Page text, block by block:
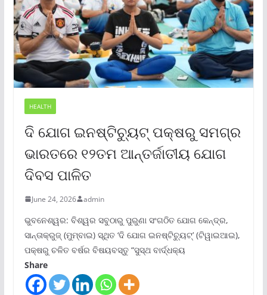
HEALTH
ଦି ଯୋଗ ଇନଷ୍ଟିଚ୍ୟୁଟ୍ ପକ୍ଷରୁ ସମଗ୍ର
ଭାରତରେ ୧୨ତମ ଆନ୍ତର୍ଜାତୀୟ ଯୋଗ
ଦିବସ ପାଳିତ
June 24, 2026 admin
ଭୁବନେଶ୍ୱର: ବିଶ୍ୱର ସବୁଠାରୁ ପୁରୁଣା ସଂଗଠିତ ଯୋଗ କେନ୍ଦ୍ର,
ସାନ୍ତାକ୍ରୁଜ୍ (ମୁମ୍ବାଇ) ସ୍ଥିତ ‘ଦି ଯୋଗ ଇନଷ୍ଟିଚ୍ୟୁଟ୍‌’ (ଟିୱାଇଆଇ),
ପକ୍ଷରୁ ଚଳିତ ବର୍ଷର ବିଷୟବସ୍ତୁ “ସୁସ୍ଥ ବାର୍ଦ୍ଧକ୍ୟ
Share